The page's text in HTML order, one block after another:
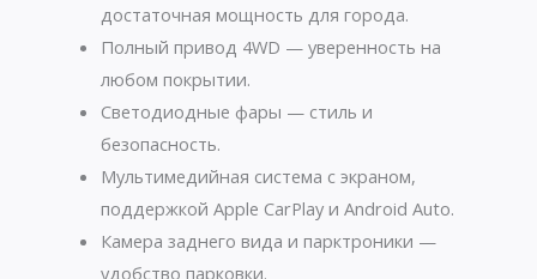
достаточная мощность для города.
Полный привод 4WD — уверенность на
любом покрытии.
Светодиодные фары — стиль и
безопасность.
Мультимедийная система с экраном,
поддержкой Apple CarPlay и Android Auto.
Камера заднего вида и парктроники —
удобство парковки.